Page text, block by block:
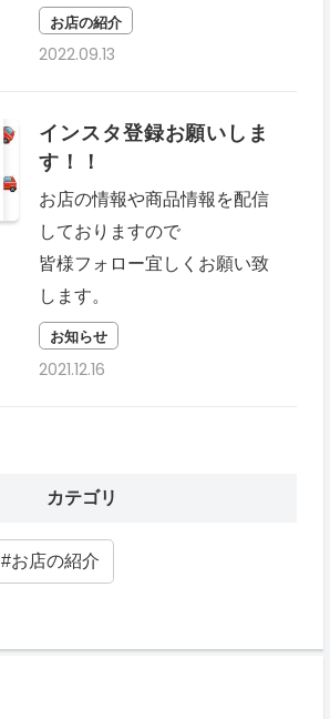
お店の紹介
2022.09.13
インスタ登録お願いしま
す！！
お店の情報や商品情報を配信
しておりますので
皆様フォロー宜しくお願い致
します。
お知らせ
2021.12.16
カテゴリ
#お店の紹介